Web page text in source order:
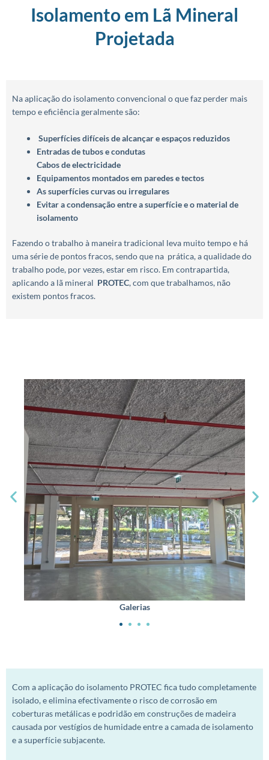
Isolamento em Lã Mineral
Projetada
Na aplicação do isolamento convencional o que faz perder mais
tempo e eficiência geralmente são:
Superfícies difíceis de alcançar e espaços reduzidos
Entradas de tubos e condutas
Cabos de electricidade
Equipamentos montados em paredes e tectos
As superfícies curvas ou irregulares
Evitar a condensação entre a superfície e o material de
isolamento
Fazendo o trabalho à maneira tradicional leva muito tempo e há
uma série de pontos fracos, sendo que na prática, a qualidade do
trabalho pode, por vezes, estar em risco. Em contrapartida,
aplicando a lã mineral PROTEC, com que trabalhamos, não
existem pontos fracos.
Galerias
Com a aplicação do isolamento PROTEC fica tudo completamente
isolado, e elimina efectivamente o risco de corrosão em
coberturas metálicas e podridão em construções de madeira
causada por vestígios de humidade entre a camada de isolamento
e a superfície subjacente.